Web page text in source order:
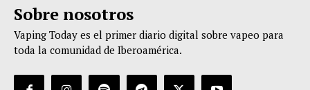
Sobre nosotros
Vaping Today es el primer diario digital sobre vapeo para
toda la comunidad de Iberoamérica.